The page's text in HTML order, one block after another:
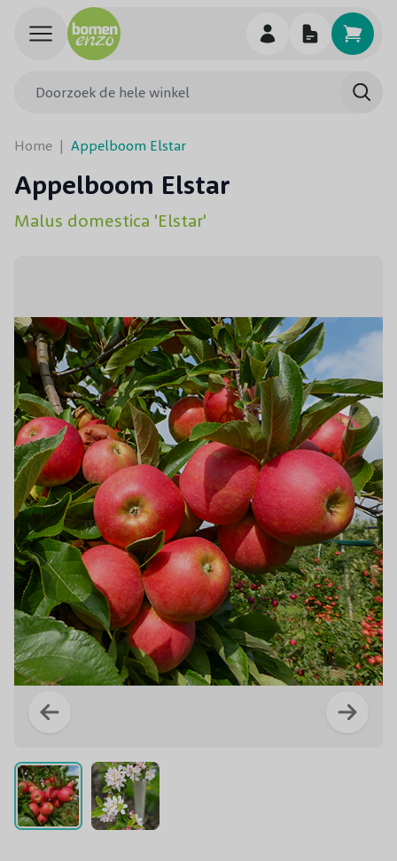
Ga naar de inhoud
Home | Appelboom Elstar
Appelboom Elstar
Malus domestica 'Elstar'